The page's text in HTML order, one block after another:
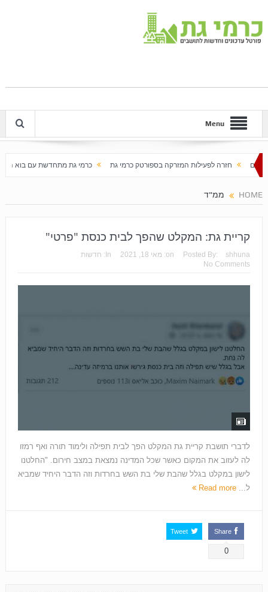
Menu
לפעילות המזרקה בספורטק כרמי גת כרמי גת מתחדשת עם בוא האביב עלייה חדה
HOME ממ"ד
קריית גת: המקלט שהפך לבית כנסת "פרטי"
Posted By: shhuna
on: מאי 18, 2021 In:
חדשות
No Comments
לדברי תושבת קריית גת המקלט הפך לבית תפילה ולימוד תורה ואף רמזו
לה לעזוב את המקום כאשר שכל המדינה נמצאת במצב חירום. "החלטנו
לישון במקלט בגלל שהבת שלי בת השש בחרדות וזה הדבר היחיד שמביא
ל... Read more
Share
0
Tweet